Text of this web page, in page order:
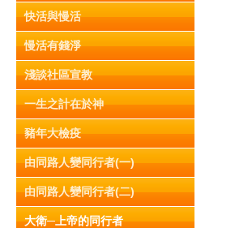
快活與慢活
慢活有錢淨
淺談社區宣教
一生之計在於神
豬年大檢疫
由同路人變同行者(一)
由同路人變同行者(二)
大衛─上帝的同行者